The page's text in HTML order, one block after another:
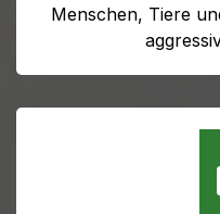
Menschen, Tiere